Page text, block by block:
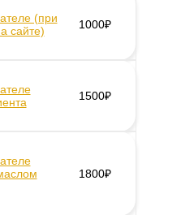
(при
сайте)
1000₽
1500₽
1800₽